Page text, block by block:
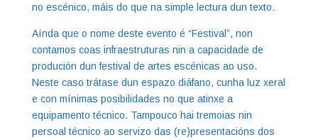
no escénico, máis do que na simple lectura dun texto.
Aínda que o nome deste evento é “Festival”, non
contamos coas infraestruturas nin a capacidade de
produción dun festival de artes escénicas ao uso.
Neste caso trátase dun espazo diáfano, cunha luz xeral
e con mínimas posibilidades no que atinxe a
equipamento técnico. Tampouco hai tremoias nin
persoal técnico ao servizo das (re)presentacións dos